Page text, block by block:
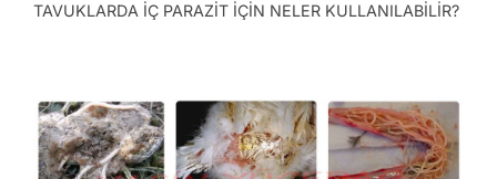
TAVUKLARDA İÇ PARAZİT İÇİN NELER KULLANILABİLİR?